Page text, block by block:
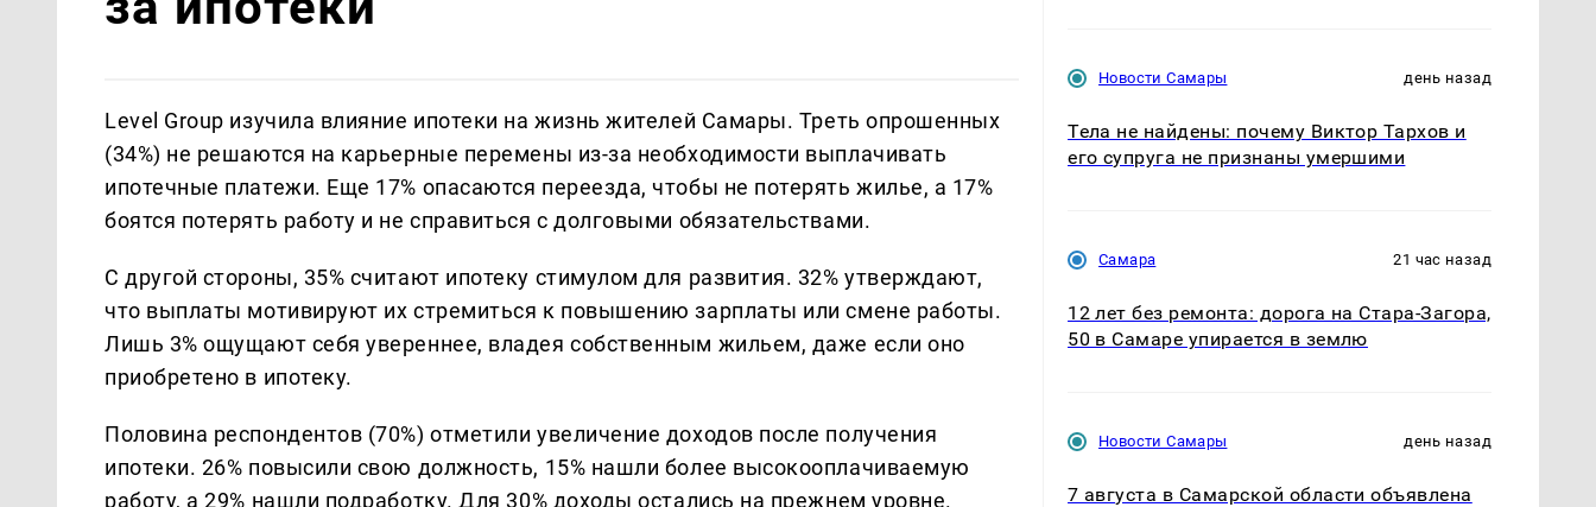
Level Group изучила влияние ипотеки на жизнь жителей Самары. Треть опрошенных
(34%) не решаются на карьерные перемены из-за необходимости выплачивать
ипотечные платежи. Еще 17% опасаются переезда, чтобы не потерять жилье, а 17%
боятся потерять работу и не справиться с долговыми обязательствами.
С другой стороны, 35% считают ипотеку стимулом для развития. 32% утверждают,
что выплаты мотивируют их стремиться к повышению зарплаты или смене работы.
Лишь 3% ощущают себя увереннее, владея собственным жильем, даже если оно
приобретено в ипотеку.
Половина респондентов (70%) отметили увеличение доходов после получения
ипотеки. 26% повысили свою должность, 15% нашли более высокооплачиваемую
работу, а 29% нашли подработку. Для 30% доходы остались на прежнем уровне.
Новости Самары день назад
Тела не найдены: почему Виктор Тархов и
его супруга не признаны умершими
Самара 21 час назад
12 лет без ремонта: дорога на Стара-Загора,
50 в Самаре упирается в землю
Новости Самары день назад
7 августа в Самарской области объявлена